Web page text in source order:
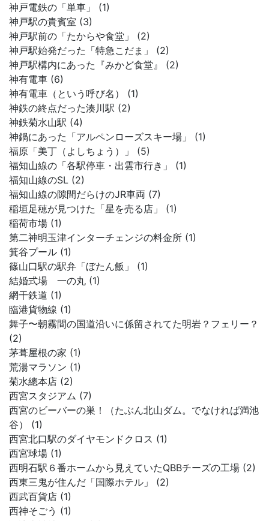
神戸電鉄の「単車」 (1)
神戸駅の貴賓室 (3)
神戸駅前の「たからや食堂」 (2)
神戸駅始発だった「特急こだま」 (2)
神戸駅構内にあった『みかど食堂』 (2)
神有電車 (6)
神有電車（という呼び名） (1)
神鉄の終点だった湊川駅 (2)
神鉄菊水山駅 (4)
神鍋にあった「アルペンローズスキー場」 (1)
福原「美丁（よしちょう）」 (5)
福知山線の「各駅停車・出雲市行き」 (1)
福知山線のSL (2)
福知山線の隙間だらけのJR車両 (7)
稲垣足穂が見つけた「星を売る店」 (1)
稲荷市場 (1)
第二神明玉津インターチェンジの料金所 (1)
箕谷プール (1)
篠山口駅の駅弁「ぼたん飯」 (1)
結婚式場 一の丸 (1)
網干鉄道 (1)
臨港貨物線 (1)
舞子〜朝霧間の国道沿いに係留されてた明岩？フェリー？
(2)
茅葺屋根の家 (1)
荒湯マラソン (1)
菊水總本店 (2)
西宮スタジアム (7)
西宮のビーバーの巣！（たぶん北山ダム。でなければ満池
谷） (1)
西宮北口駅のダイヤモンドクロス (1)
西宮球場 (1)
西明石駅６番ホームから見えていたQBBチーズの工場 (2)
西東三鬼が住んだ「国際ホテル」 (2)
西武百貨店 (1)
西神そごう (1)